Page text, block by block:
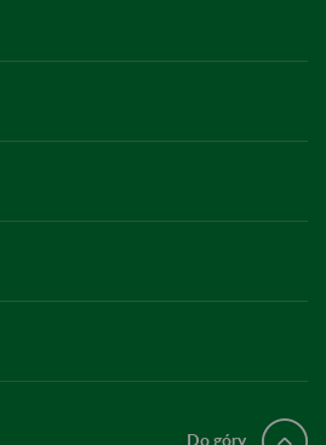
Do góry